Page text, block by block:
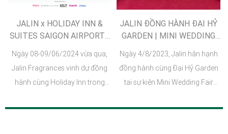
JALIN x HOLIDAY INN &
SUITES SAIGON AIRPORT |
Ngày 08-09/06/2024 vừa qua,
Jalin Fragrances vinh dự đồng
hành cùng Holiday Inn trong
được coi là 1 trong những sự
JALIN ĐỒNG HÀNH ĐẠI HỶ
GARDEN | MINI WEDDING
Ngày 4/8/2023, Jalin hân hạnh
đồng hành cùng Đại Hỷ Garden
tại sự kiện Mini Wedding Fair
sự tham dự của Quý Lãnh đạo -